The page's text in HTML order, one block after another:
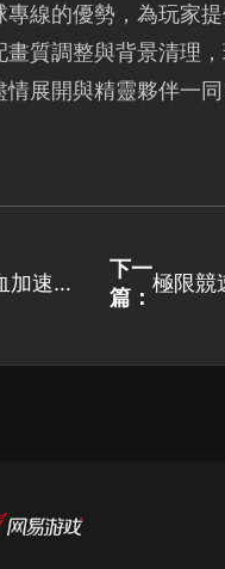
專線的優勢，為玩家
畫質調整與背景清理
情展開與精靈夥伴一
加速器
下一
篇：
極限競
略！